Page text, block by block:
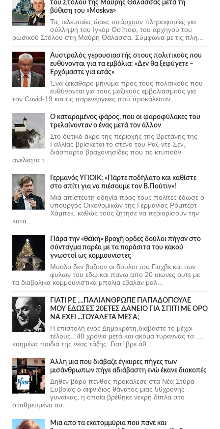
του Στόλου της Mαύρης Θάλασσας μετά τη
βύθιση του «Moskva»
Τις τελευταίες ώρες υπάρχουν πληροφορίες για
σύλληψη του Ιγκόρ Οσίποφ, του αρχηγού του
ρωσικού Στόλου στη Μαύρη Θάλασσα. Σύμφωνα με τις πλη...
Αυστραλός γερουσιαστής στους πολιτικούς που
ευθύνονται για τα εμβόλια: «Δεν θα ξεφύγετε –
Ερχόμαστε για εσάς»
Ένα ξεκάθαρο μήνυμα προς τους πολιτικούς που
ευθύνονται για τους μαζικούς εμβολιασμούς για
τον Covid-19 και τις παρενέργειες που προκάλεσαν...
Ο καταραμένος φάρος, που οι φαροφύλακες του
τρελαίνονταν ο ένας μετά τον άλλον
Στο δυτικό άκρο της περιοχής της Βρετάνης της
Γαλλίας βρίσκεται το στενό του Ραζ-ντε-Σεν,
διάσπαρτο βραχονησίδες που τις κτυπούν
ανελέητα τ...
Γερμανός ΥΠΟΙΚ: «Πάρτε ποδήλατο και καθίστε
στο σπίτι για να πιέσουμε τον Β.Πούτιν»!
Μια απίστευτη οδηγία προς τους πολίτες έδωσε ο
υπουργός Οικονομικών της Γερμανίας Ρόμπερτ
Χάμπεκ, καθώς τους ζήτησε να περιορίσουν την
κατα...
Πάρα την «θεϊκή» βροχή ορδες δούλοι πήγαν στο
σύνταγμα παρέα με τα παράσιτα του κακού
γνωστοί ως κομμουνιστες
Μυαλο δεν βαζουν οι δουλοι του Γιαχβε και των
φυλων του εδω και πανω απο 20 αιωνες ουτε με
τα διαβολικα κομμουνιστικα μπολια εβαλαν μαλ...
ΓΙΑΤΙ ΡΕ ....ΠΑΛΙΑΝΘΡΩΠΕ ΠΑΠΑΔΟΠΟΥΛΕ
ΜΟΥ ΕΔΩΣΕΣ 20ΕΤΕΣ ΔΑΝΕΙΟ ΓΙΑ ΣΠΙΤΙ ΜΕ ΟΡΟ
ΝΑ ΕΧΕΙ ...ΤΟΥΑΛΕΤΑ ΜΕΣΑ;
Η επιστολή ενός Δημοκράτη,διαβάστε το μέχρι
τέλους...40 χρόνια μετά και ακόμα τυραννάς τα ....
καημένα παιδιά της νέας τάξης. Γιατί βρε άθ...
Άλλη μια που διάβαζε έγκυρες πήγες των
μισάνθρωπων πήγε αδιάβαστη ενώ έκανε διακοπές
Δηθεν βαρύ πένθος προκάλεσε στα Νέα Στύρα
Ευβοίας ο αιφνίδιος θάνατος μιας 56χρονης
γυναίκας, η οποία βρέθηκε νεκρή δίπλα στο
σταθμευμένο αυ...
Μια απο τα εκατομμύρια που πανε και